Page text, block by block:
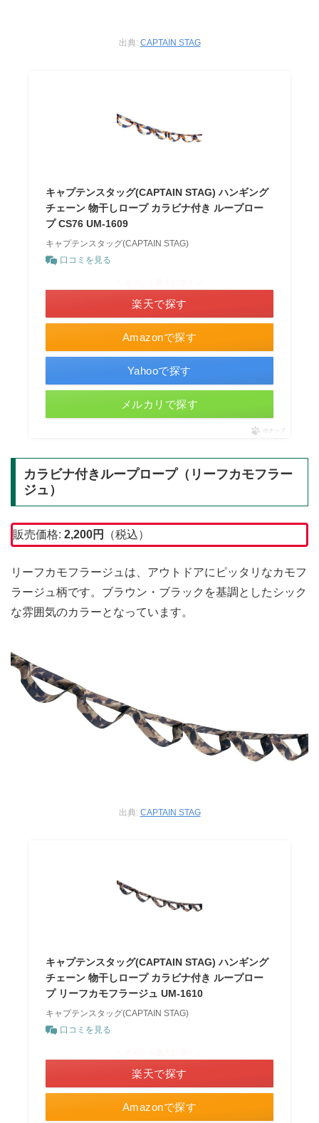
出典: CAPTAIN STAG
キャプテンスタッグ(CAPTAIN STAG) ハンギング
チェーン 物干しロープ カラビナ付き ループロー
プ CS76 UM-1609
キャプテンスタッグ(CAPTAIN STAG)
口コミを見る
Amazonで探す
楽天で探す
Yahooで探す
メルカリで探す
ポチップ
カラビナ付きループロープ（リーフカモフラー
ジュ）
販売価格: 2,200円 （税込）
リーフカモフラージュは、アウトドアにピッタリなカモフ
ラージュ柄です。ブラウン・ブラックを基調としたシック
な雰囲気のカラーとなっています。
出典: CAPTAIN STAG
キャプテンスタッグ(CAPTAIN STAG) ハンギング
チェーン 物干しロープ カラビナ付き ループロー
プ リーフカモフラージュ UM-1610
キャプテンスタッグ(CAPTAIN STAG)
口コミを見る
Amazonで探す
楽天で探す